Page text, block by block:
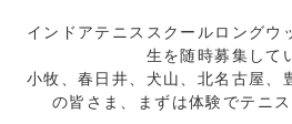
インドアテニススクールロングウ
生を随時募集して
小牧、春日井、犬山、北名古屋、
の皆さま、まずは体験でテニ